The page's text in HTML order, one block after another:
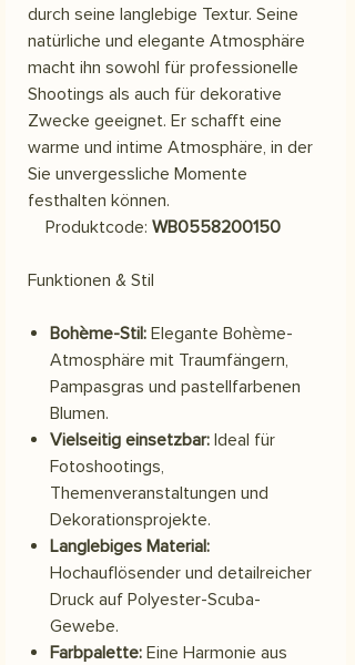
durch seine langlebige Textur. Seine
natürliche und elegante Atmosphäre
macht ihn sowohl für professionelle
Shootings als auch für dekorative
Zwecke geeignet. Er schafft eine
warme und intime Atmosphäre, in der
Sie unvergessliche Momente
festhalten können.
Produktcode: WB0558200150
Funktionen & Stil
Bohème-Stil: Elegante Bohème-
Atmosphäre mit Traumfängern,
Pampasgras und pastellfarbenen
Blumen.
Vielseitig einsetzbar: Ideal für
Fotoshootings,
Themenveranstaltungen und
Dekorationsprojekte.
Langlebiges Material:
Hochauflösender und detailreicher
Druck auf Polyester-Scuba-
Gewebe.
Farbpalette: Eine Harmonie aus